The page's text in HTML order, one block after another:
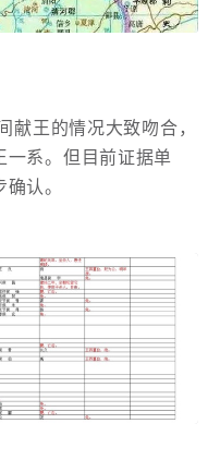
王的情况大致吻合，
一系。但目前证据单
认。